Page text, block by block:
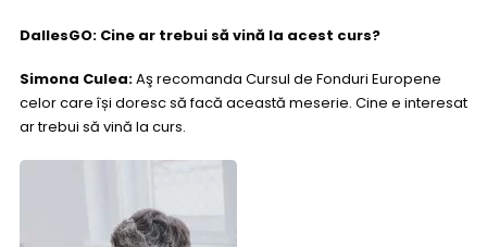
DallesGO: Cine ar trebui să vină la acest curs?
Simona Culea:Aş recomanda Cursul de Fonduri Europene
celor care își doresc să facă această meserie. Cine e interesat
ar trebui să vină la curs.